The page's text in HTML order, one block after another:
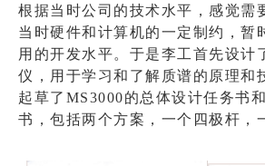
根据当时公司的技术水平，感觉需
当时硬件和计算机的一定制约，暂
用的开发水平。于是李工首先设计
仪，用于学习和了解质谱的原理和
起草了MS3000的总体设计任务书
书，包括两个方案，一个四极杆，